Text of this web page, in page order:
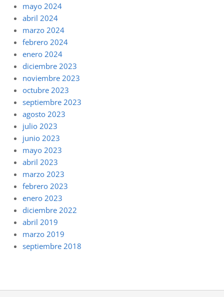
mayo 2024
abril 2024
marzo 2024
febrero 2024
enero 2024
diciembre 2023
noviembre 2023
octubre 2023
septiembre 2023
agosto 2023
julio 2023
junio 2023
mayo 2023
abril 2023
marzo 2023
febrero 2023
enero 2023
diciembre 2022
abril 2019
marzo 2019
septiembre 2018